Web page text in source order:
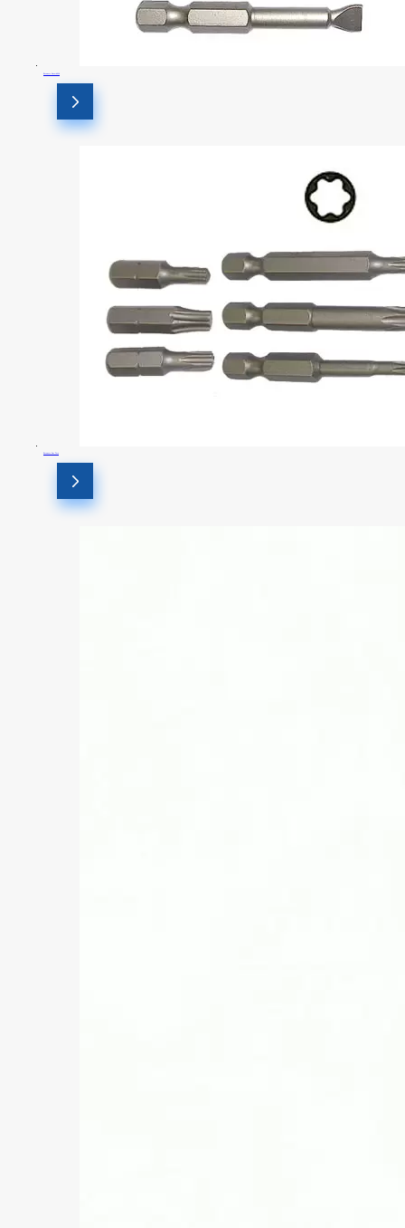
Вставьте биты #SL4
Вставьте бит Torx